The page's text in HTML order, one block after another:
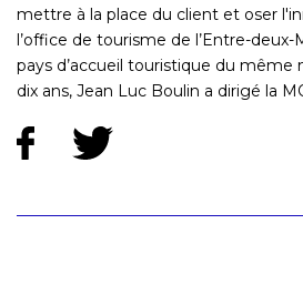
mettre à la place du client et oser
l’office de tourisme de l’Entre-deux-
pays d’accueil touristique du même
dix ans, Jean Luc Boulin a dirigé la